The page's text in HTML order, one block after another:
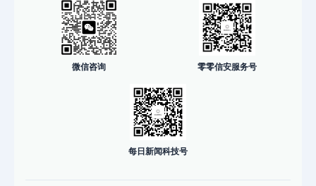
微信咨询 零零信安服务号
每日新闻科技号